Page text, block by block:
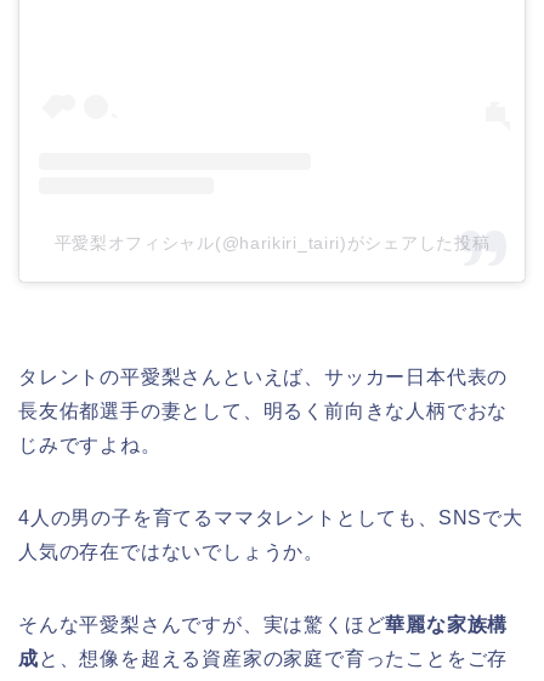
平愛梨オフィシャル(@harikiri_tairi)がシェアした投稿
タレントの平愛梨さんといえば、サッカー日本代表の
長友佑都選手の妻として、明るく前向きな人柄でおな
じみですよね。
4人の男の子を育てるママタレントとしても、SNSで大
人気の存在ではないでしょうか。
そんな平愛梨さんですが、実は驚くほど華麗な家族構
成と、想像を超える資産家の家庭で育ったことをご存